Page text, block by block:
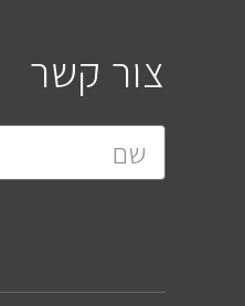
צור קשר